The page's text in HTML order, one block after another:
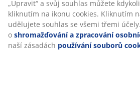
„Upravit“ a svůj souhlas můžete
kliknutím na ikonu cookies. Kliknutím
udělujete souhlas se všemi třemi
o shromažďování a zpracování
naší zásadách používání souborů